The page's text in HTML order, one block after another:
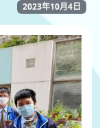
2023年10月4日